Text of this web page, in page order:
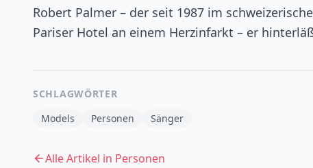
Robert Palmer – der seit 1987 im
Pariser Hotel an einem Herzinfarkt – er
SCHLAGWÖRTER
Models
Personen Sänger
Alle Artikel in Personen